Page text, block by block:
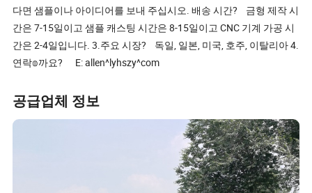
다면 샘플이나 아이디어를 보내 주십시오. 배송 시간? 금형 제작 시
간은 7-15일이고 샘플 캐스팅 시간은 8-15일이고 CNC 기계 가공 시
간은 2-4일입니다. 3.주요 시장? 독일, 일본, 미국, 호주, 이탈리아 4.
연락𝕠까요? E: allen^lyhszy^com
공급업체 정보